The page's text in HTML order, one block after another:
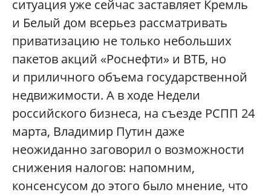
ситуация уже сейчас заставляет Кремль
и Белый дом всерьез рассматривать
приватизацию не только небольших
пакетов акций «Роснефти» и ВТБ, но
и приличного объема государственной
недвижимости. А в ходе Недели
российского бизнеса, на съезде РСПП 24
марта, Владимир Путин даже
неожиданно заговорил о возможности
снижения налогов: напомним,
консенсусом до этого было мнение, что